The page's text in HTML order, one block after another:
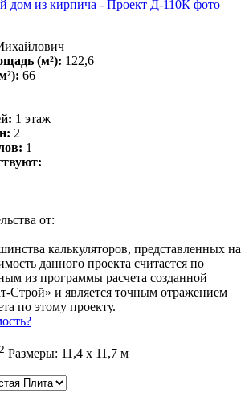
(м²): 122,6
66
1 этаж
2
1
от:
калькуляторов, представленных на
данного проекта считается по
из программы расчета созданной
Строй» и является точным отражением
по этому проекту.
Размеры: 11,4 х 11,7 м